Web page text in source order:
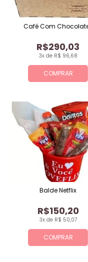
COMPRAR
3x de R$ 96,68
R$290,03
Café Com
COMPRAR
3x de R$ 50,07
R$150,20
Balde Netflix